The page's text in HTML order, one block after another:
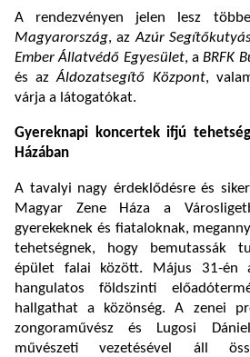
A rendezvényen jelen lesz
Magyarország, azAzúr
Ember Állatvédő Egyesület, aBRFK
és azÁldozatsegítő Központ,
várja a látogatókat.
Gyereknapi koncertek ifjú
Házában
A tavalyi nagy érdeklődésre és
Magyar Zene Háza a
gyerekeknek és fiataloknak,
tehetségnek, hogy bemutassák
épület falai között. Május 31-én
hangulatos földszinti
hallgathat a közönség. A zenei
zongoraművész és Lugosi
művészeti vezetésével áll